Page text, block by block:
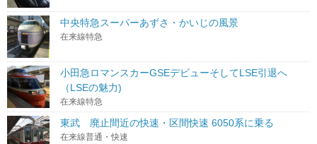
中央特急スーパーあずさ・かいじの風景
在来線特急
小田急ロマンスカーGSEデビューそしてLSE引退へ
（LSEの魅力)
在来線特急
東武 廃止間近の快速・区間快速 6050系に乗る
在来線普通・快速